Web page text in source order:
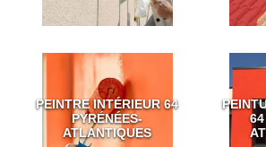
PEINTRE INTÉRIEUR 64
PYRÉNÉES-
ATLANTIQUES
64